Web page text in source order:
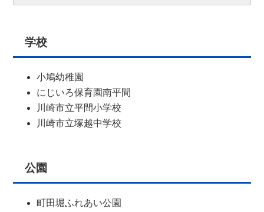
学校
小鳩幼稚園
にじいろ保育園南平間
川崎市立平間小学校
川崎市立塚越中学校
公園
町田堀ふれあい公園